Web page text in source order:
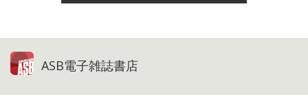
ASB電子雑誌書店